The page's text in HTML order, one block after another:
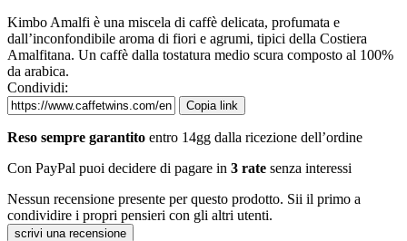
Kimbo Amalfi è una miscela di caffè delicata, profumata e
dall’inconfondibile aroma di fiori e agrumi, tipici della Costiera
Amalfitana. Un caffè dalla tostatura medio scura composto al 100%
da arabica.
Condividi:
Copia link
Reso sempre garantito entro 14gg dalla ricezione dell’ordine
Con PayPal puoi decidere di pagare in 3 rate senza interessi
Nessun recensione presente per questo prodotto. Sii il primo a
condividire i propri pensieri con gli altri utenti.
scrivi una recensione